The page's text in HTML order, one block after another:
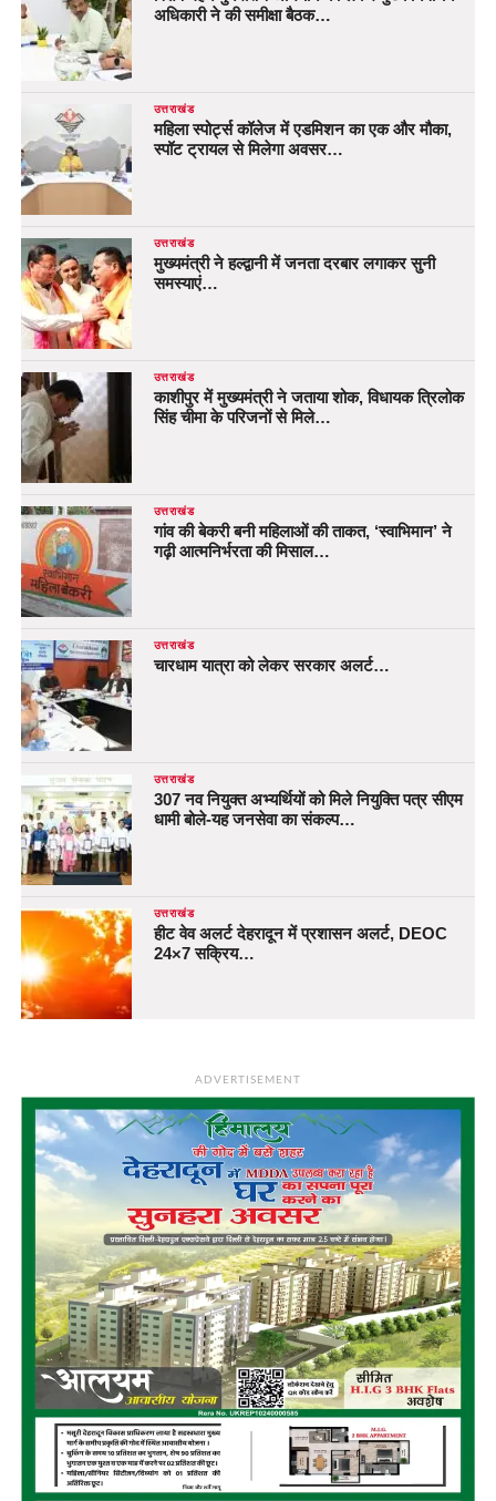
अधिकारी ने की समीक्षा बैठक…
उत्तराखंड
महिला स्पोर्ट्स कॉलेज में एडमिशन का एक और मौका,
स्पॉट ट्रायल से मिलेगा अवसर…
उत्तराखंड
मुख्यमंत्री ने हल्द्वानी में जनता दरबार लगाकर सुनी
समस्याएं…
उत्तराखंड
काशीपुर में मुख्यमंत्री ने जताया शोक, विधायक त्रिलोक
सिंह चीमा के परिजनों से मिले…
उत्तराखंड
गांव की बेकरी बनी महिलाओं की ताकत, ‘स्वाभिमान’ ने
गढ़ी आत्मनिर्भरता की मिसाल…
उत्तराखंड
चारधाम यात्रा को लेकर सरकार अलर्ट…
उत्तराखंड
307 नव नियुक्त अभ्यर्थियों को मिले नियुक्ति पत्र सीएम
धामी बोले-यह जनसेवा का संकल्प…
उत्तराखंड
हीट वेव अलर्ट देहरादून में प्रशासन अलर्ट, DEOC
24×7 सक्रिय…
ADVERTISEMENT